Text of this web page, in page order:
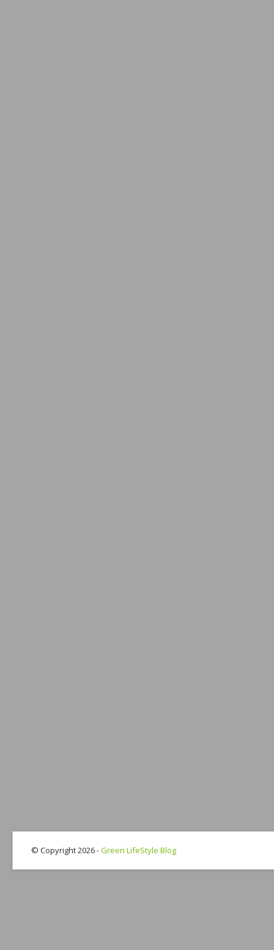
© Copyright 2026 -Green LifeStyle Blog